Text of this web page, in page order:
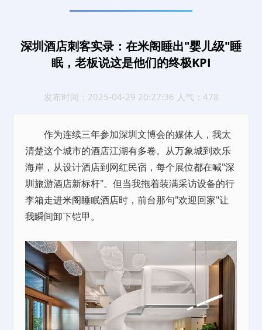
深圳酒店刺客实录：在米阁睡出"婴儿级"睡
眠，老板说这是他们的终极KPI
发布时间：2025-04-29 20:27:36 人气：478
作为连续三年参加深圳文博会的媒体人，我太
清楚这个城市的酒店江湖有多卷。从万象城到欢乐
海岸，从设计酒店到网红民宿，每个展位都在喊"深
圳旅游酒店新标杆"。但当我拖着装满采访设备的行
李箱走进米阁睡眠酒店时，前台那句"欢迎回家"让
我瞬间卸下铠甲。